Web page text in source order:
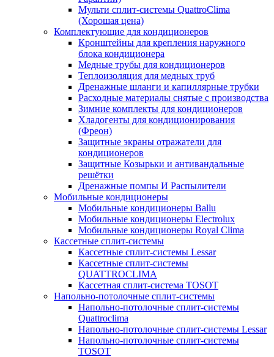
Мульти сплит-системы QuattroClima
(Хорошая цена)
Комплектующие для кондиционеров
Кронштейны для крепления наружного
блока кондиционера
Медные трубы для кондиционеров
Теплоизоляция для медных труб
Дренажные шланги и капиллярные трубки
Расходные материалы снятые с производства
Зимние комплекты для кондиционеров
Хладогенты для кондиционирования
(Фреон)
Защитные экраны отражатели для
кондиционеров
Защитные Козырьки и антивандальные
решётки
Дренажные помпы И Распылители
Мобильные кондиционеры
Мобильные кондиционеры Ballu
Мобильные кондиционеры Electrolux
Мобильные кондиционеры Royal Clima
Кассетные сплит-системы
Кассетные сплит-системы Lessar
Кассетные сплит-системы
QUATTROCLIMA
Кассетная сплит-система TOSOT
Напольно-потолочные сплит-системы
Напольно-потолочные сплит-системы
Quattroclima
Напольно-потолочные сплит-системы Lessar
Напольно-потолочные сплит-системы
TOSOT